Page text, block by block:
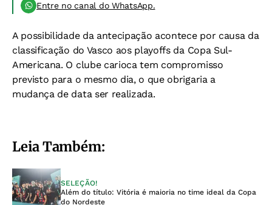
Entre no canal do WhatsApp.
A possibilidade da antecipação acontece por causa da
classificação do Vasco aos playoffs da Copa Sul-
Americana. O clube carioca tem compromisso
previsto para o mesmo dia, o que obrigaria a
mudança de data ser realizada.
Leia Também:
SELEÇÃO!
Além do título: Vitória é maioria no time ideal da Copa
do Nordeste